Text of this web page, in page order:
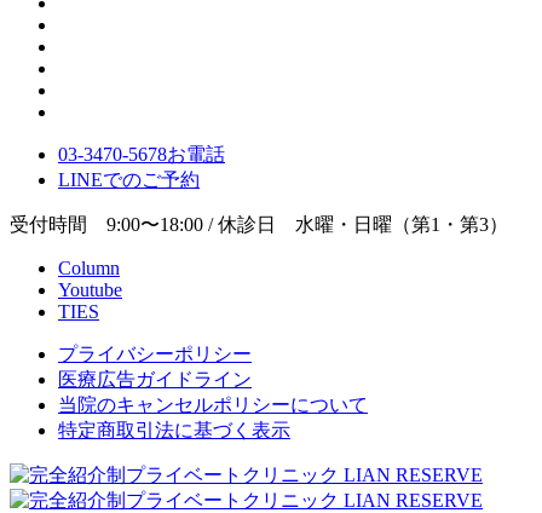
03-3470-5678お電話
LINEでのご予約
受付時間 9:00〜18:00 / 休診日 水曜・日曜（第1・第3）
Column
Youtube
TIES
プライバシーポリシー
医療広告ガイドライン
当院のキャンセルポリシーについて
特定商取引法に基づく表示